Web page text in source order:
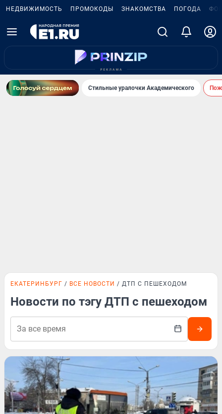
НЕДВИЖИМОСТЬ ПРОМОКОДЫ ЗНАКОМСТВА ПОГОДА
Стильные уралочки Академического
ЕКАТЕРИНБУРГ ВСЕ НОВОСТИ ДТП С ПЕШЕХОДОМ
Новости по тэгу ДТП с пешеходом